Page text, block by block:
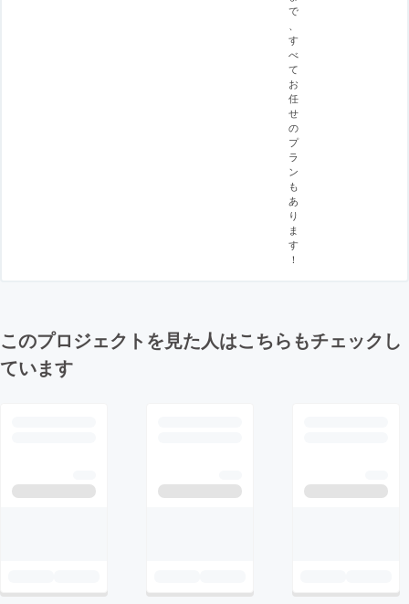
で
、
す
べ
て
お
任
せ
の
プ
ラ
ン
も
あ
り
ま
す
！
このプロジェクトを見た人はこちらもチェックし
ています